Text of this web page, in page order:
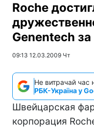
Roche
Genentech
09:13 12.03.2009 Чт
Не витрачай час
РБК-Україна у
Швейцарская
корпорация